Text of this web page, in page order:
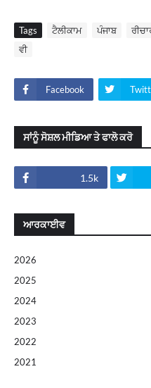
Tags ਟੈਲੀਕਾਮ ਪੰਜਾਬ
ਵੀ
Facebook
ਸਾਂਨੂੰ ਸੋਸ਼ਲ ਮੀਡਿਆ ਤੇ ਫਾਲੋ ਕਰੋ
1.5k
ਆਰਕਾਈਵ
2026
2025
2024
2023
2022
2021